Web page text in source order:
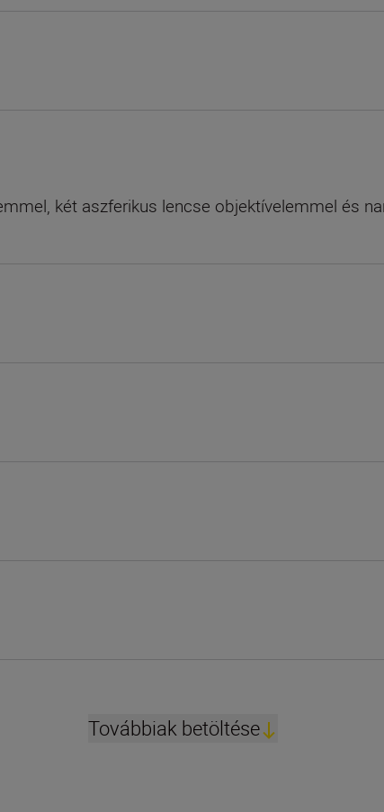
két aszferikus lencse objektívelemmel és
Továbbiak betöltése